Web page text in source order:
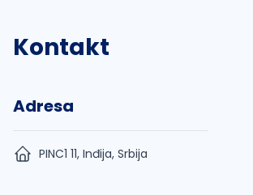
Kontakt
Adresa
PINC1 11, Inđija, Srbija